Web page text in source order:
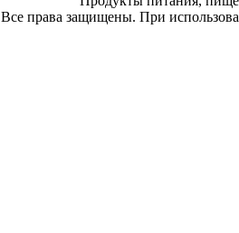
Все права защищены. При